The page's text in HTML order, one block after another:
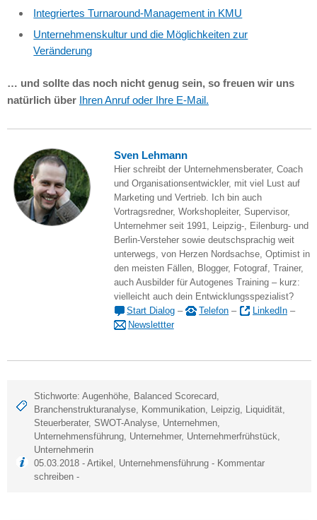
Integriertes Turnaround-Management in KMU
Unternehmenskultur und die Möglichkeiten zur
Veränderung
… und sollte das noch nicht genug sein, so freuen wir uns
natürlich über Ihren Anruf oder Ihre E-Mail.
Sven Lehmann
Hier schreibt der Unternehmensberater, Coach
und Organisationsentwickler, mit viel Lust auf
Marketing und Vertrieb. Ich bin auch
Vortragsredner, Workshopleiter, Supervisor,
Unternehmer seit 1991, Leipzig-, Eilenburg- und
Berlin-Versteher sowie deutschsprachig weit
unterwegs, von Herzen Nordsachse, Optimist in
den meisten Fällen, Blogger, Fotograf, Trainer,
auch Ausbilder für Autogenes Training – kurz:
vielleicht auch dein Entwicklungsspezialist?
Start Dialog – Telefon – LinkedIn –
Newslettter
Stichworte:Augenhöhe, Balanced Scorecard,
Branchenstrukturanalyse, Kommunikation, Leipzig, Liquidität,
Steuerberater,SWOT-Analyse, Unternehmen,
Unternehmensführung, Unternehmer, Unternehmerfrühstück,
Unternehmerin
05.03.2018 -Artikel , Unternehmensführung - Kommentar
schreiben -